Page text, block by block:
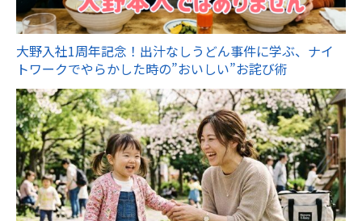
大野入社1周年記念！出汁なしうどん事件に学ぶ、ナイ
トワークでやらかした時の”おいしい”お詫び術